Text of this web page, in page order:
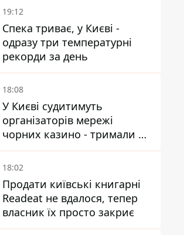
19:12
Спека триває, у Києві -
одразу три температурні
рекорди за день
18:08
У Києві судитимуть
організаторів мережі
чорних казино - тримали 39
закладів
18:02
Продати київські книгарні
Readeat не вдалося, тепер
власник їх просто закриє